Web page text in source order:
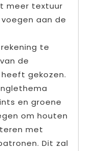
meer textuur
aan de
te
de
gekozen.
en groene
om houten
met
Dit zal